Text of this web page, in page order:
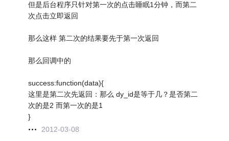
但是后台程序只针对第一次的点击睡眠1分钟，而第二
次点击立即返回
那么这样 第二次的结果要先于第一次返回
那么回调中的
success:function(data){
这里是第二次先返回：那么 dy_id是等于几？是否第二
次的是2 而第一次的是1
}
2012-03-08